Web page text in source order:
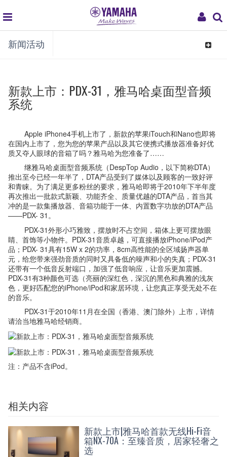
My
global
navigation
新闻活动
Toggle
新款上市：PDX-31，雅马哈桌面型音频
系统
Apple iPhone4手机上市了，新款的苹果iTouch和Nano也即将
在国内上市了，您为您的苹果产品以及其它便携式播放器准备好优
质又夺人眼球的音箱了吗？雅马哈为您准备了……
继雅马哈桌面型音频系统（DespTop Audio，以下简称DTA）
推出至今已经一年半了，DTA产品受到了媒体以及顾客的一致好评
和青睐。为了满足更多粉丝的要求，雅马哈即将于2010年下半年度
再次推出一批款式新颖、功能齐全、质量优越的DTA产品，首当其
冲的是一款集播放器、音箱功能于一体、内置数字功放的DTA产品
——PDX- 31。
PDX-31外形小巧雅致，摆放时不占空间，箱体上更可摆放眼
睛、首饰等小物件。PDX-31音质卓越，可直接播放iPhone/iPod产
品；PDX- 31具有15W x 2的功率，8cm高性能的全区域扬声器单
元，给您带来强劲音质的同时又具备低的噪声和小的失真；PDX-31
还带有一个低音反射端口，加强了低音响应，让音乐更加震撼。
PDX-31有3种颜色可选（亮丽的深红色，深沉的黑色和典雅的浅灰
色，更好匹配您的iPhone/iPod和家居环境，让您真正享受无处不在
的音乐。
PDX-31于2010年11月在全国（香港、澳门除外）上市，详情
请洽当地雅马哈经销商。
注：产品不含iPod。
相关内容
新款上市|雅马哈首款无线Hi-Fi音
箱NX-70A：至臻音质，居家轻奢之
选